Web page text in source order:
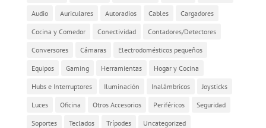
Audio Auriculares Autoradios Cables Cargadores
Cocina y Comedor Conectividad Contadores/Detectores
Conversores Cámaras Electrodomésticos pequeños
Equipos Gaming Herramientas Hogar y Cocina
Hubs e Interruptores Iluminación Inalámbricos Joysticks
Luces Oficina Otros Accesorios Periféricos Seguridad
Soportes Teclados Trípodes Uncategorized